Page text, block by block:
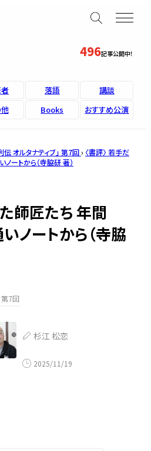
496記事公開中！
落語
講談
Books おすすめ公演
伝 オルタナティブ」 第7回› 〈書評〉 若手だ
ートから（寺脇研 著）
た師匠たち 年間
ノートから（寺脇
第7回
杉江 松恋
2025/11/19